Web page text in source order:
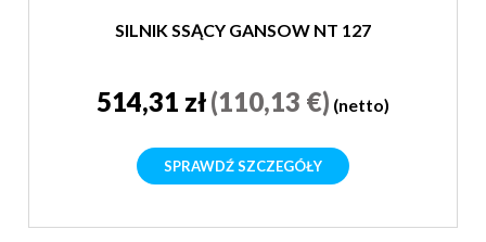
SILNIK SSĄCY GANSOW NT 127
514,31 zł(110,13 €) (netto)
SPRAWDŹ SZCZEGÓŁY